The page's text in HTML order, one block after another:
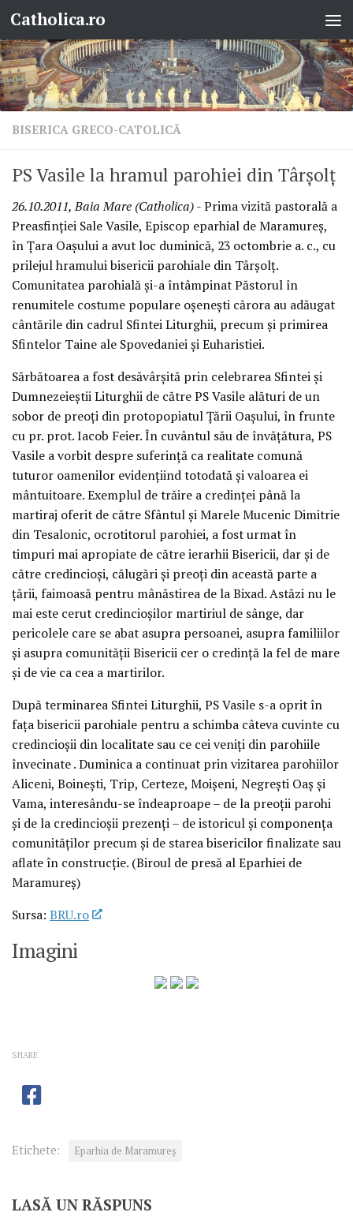
Skip to content
Catholica.ro
BISERICA GRECO-CATOLICĂ
PS Vasile la hramul parohiei din Târşolţ
26.10.2011, Baia Mare (Catholica)- Prima vizită pastorală a
Preasfinţiei Sale Vasile, Episcop eparhial de Maramureş,
în Ţara Oaşului a avut loc duminică, 23 octombrie a. c., cu
prilejul hramului bisericii parohiale din Târşolţ.
Comunitatea parohială şi-a întâmpinat Păstorul în
renumitele costume populare oşeneşti cărora au adăugat
cântările din cadrul Sfintei Liturghii, precum şi primirea
Sfintelor Taine ale Spovedaniei şi Euharistiei.
Sărbătoarea a fost desăvârşită prin celebrarea Sfintei şi
Dumnezeieştii Liturghii de către PS Vasile alături de un
sobor de preoţi din protopopiatul Ţării Oaşului, în frunte
cu pr. prot. Iacob Feier. În cuvântul său de învăţătura, PS
Vasile a vorbit despre suferinţă ca realitate comună
tuturor oamenilor evidenţiind totodată şi valoarea ei
mântuitoare. Exemplul de trăire a credinţei până la
martiraj oferit de către Sfântul şi Marele Mucenic Dimitrie
din Tesalonic, ocrotitorul parohiei, a fost urmat în
timpuri mai apropiate de către ierarhii Bisericii, dar şi de
către credincioşi, călugări şi preoţi din această parte a
ţării, faimoasă pentru mânăstirea de la Bixad. Astăzi nu le
mai este cerut credincioşilor martiriul de sânge, dar
pericolele care se abat asupra persoanei, asupra familiilor
şi asupra comunităţii Bisericii cer o credinţă la fel de mare
şi de vie ca cea a martirilor.
După terminarea Sfintei Liturghii, PS Vasile s-a oprit în
faţa bisericii parohiale pentru a schimba câteva cuvinte cu
credincioşii din localitate sau ce cei veniţi din parohiile
învecinate . Duminica a continuat prin vizitarea parohiilor
Aliceni, Boineşti, Trip, Certeze, Moişeni, Negreşti Oaş şi
Vama, interesându-se îndeaproape – de la preoţii parohi
şi de la credincioşii prezenţi – de istoricul şi componenţa
comunităţilor precum şi de starea bisericilor finalizate sau
aflate în construcţie. (Biroul de presă al Eparhiei de
Maramureş)
Sursa: BRU.ro
Imagini
SHARE
Etichete: Eparhia de Maramureș
LASĂ UN RĂSPUNS